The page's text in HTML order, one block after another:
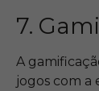
7.
A
jogos com a